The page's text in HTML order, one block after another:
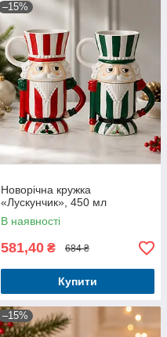
–15%
Новорічна кружка
«Лускунчик», 450 мл
В наявності
581,40 ₴ 684 ₴
Купити
–15%